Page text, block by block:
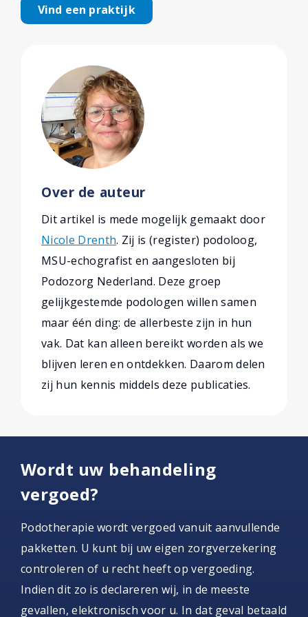
Vind een praktijk
Over de auteur
Dit artikel is mede mogelijk gemaakt door
Nicole Drenth. Zij is (register) podoloog,
MSU-echografist en aangesloten bij
Podozorg Nederland. Deze groep
gelijkgestemde podologen willen samen
maar één ding: de allerbeste zijn in hun
vak. Dat kan alleen bereikt worden als we
blijven leren en ontdekken. Daarom delen
zij hun kennis middels deze publicaties.
Wordt uw behandeling
vergoed?
Podotherapie wordt vergoed vanuit aanvullende
pakketten. U kunt bij uw eigen zorgverzekering
controleren of u recht heeft op vergoeding.
Indien dit zo is declareren wij, in de meeste
gevallen, elektronisch voor u. In dat geval betaald